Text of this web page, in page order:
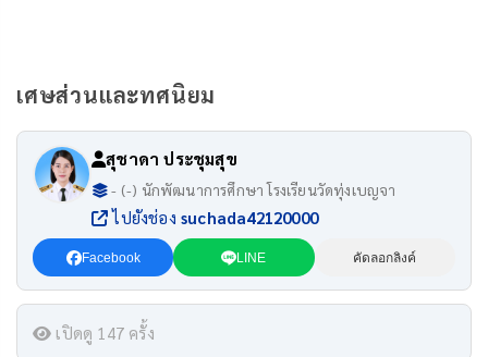
เศษส่วนและทศนิยม
สุชาดา ประชุมสุข
- (-) นักพัฒนาการศึกษา โรงเรียนวัดทุ่งเบญจา
ไปยังช่องsuchada42120000
Facebook LINE คัดลอกลิงค์
เปิดดู 147 ครั้ง